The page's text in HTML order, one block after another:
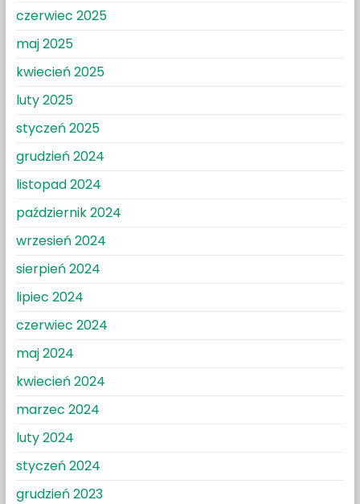
czerwiec 2025
maj 2025
kwiecień 2025
luty 2025
styczeń 2025
grudzień 2024
listopad 2024
październik 2024
wrzesień 2024
sierpień 2024
lipiec 2024
czerwiec 2024
maj 2024
kwiecień 2024
marzec 2024
luty 2024
styczeń 2024
grudzień 2023